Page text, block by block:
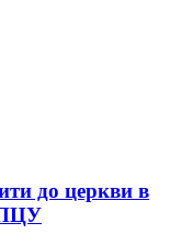
до церкви в
ПЦУ